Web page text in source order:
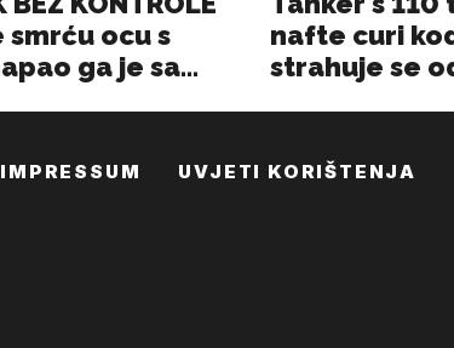
IMPRESSUM UVJETI KORIŠTENJA